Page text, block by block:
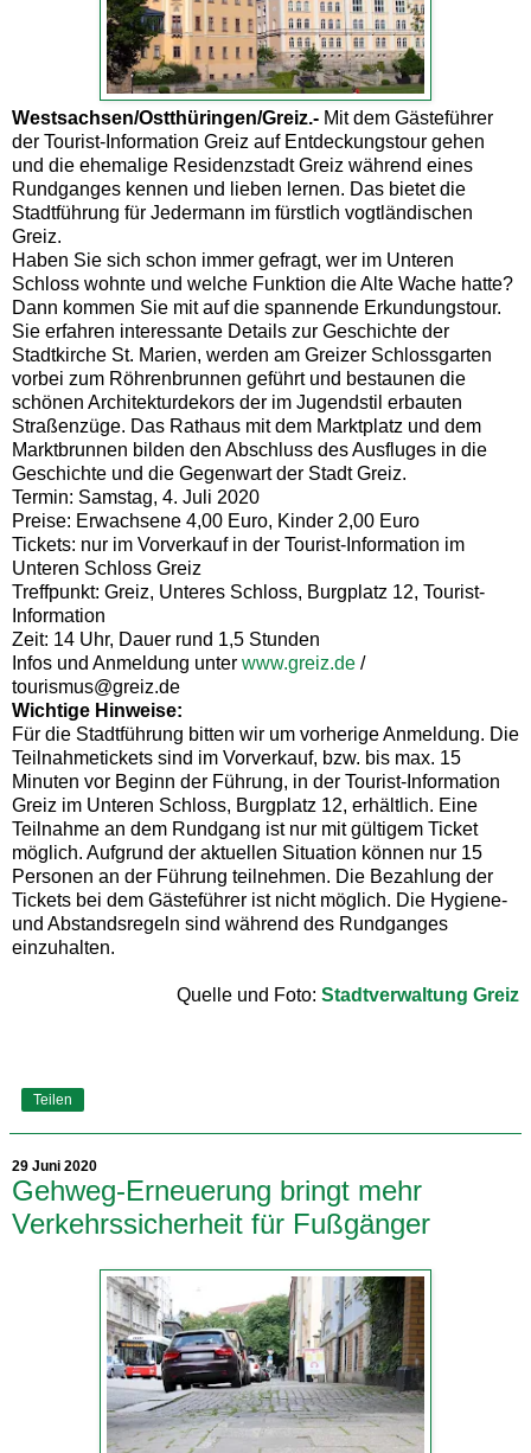
Westsachsen/Ostthüringen/Greiz.- Mit dem Gästeführer
der Tourist-Information Greiz auf Entdeckungstour gehen
und die ehemalige Residenzstadt Greiz während eines
Rundganges kennen und lieben lernen. Das bietet die
Stadtführung für Jedermann im fürstlich vogtländischen
Greiz.
Haben Sie sich schon immer gefragt, wer im Unteren
Schloss wohnte und welche Funktion die Alte Wache hatte?
Dann kommen Sie mit auf die spannende Erkundungstour.
Sie erfahren interessante Details zur Geschichte der
Stadtkirche St. Marien, werden am Greizer Schlossgarten
vorbei zum Röhrenbrunnen geführt und bestaunen die
schönen Architekturdekors der im Jugendstil erbauten
Straßenzüge. Das Rathaus mit dem Marktplatz und dem
Marktbrunnen bilden den Abschluss des Ausfluges in die
Geschichte und die Gegenwart der Stadt Greiz.
Termin: Samstag, 4. Juli 2020
Preise: Erwachsene 4,00 Euro, Kinder 2,00 Euro
Tickets: nur im Vorverkauf in der Tourist-Information im
Unteren Schloss Greiz
Treffpunkt: Greiz, Unteres Schloss, Burgplatz 12, Tourist-
Information
Zeit: 14 Uhr, Dauer rund 1,5 Stunden
Infos und Anmeldung unter www.greiz.de /
tourismus@greiz.de
Wichtige Hinweise:
Für die Stadtführung bitten wir um vorherige Anmeldung. Die
Teilnahmetickets sind im Vorverkauf, bzw. bis max. 15
Minuten vor Beginn der Führung, in der Tourist-Information
Greiz im Unteren Schloss, Burgplatz 12, erhältlich. Eine
Teilnahme an dem Rundgang ist nur mit gültigem Ticket
möglich. Aufgrund der aktuellen Situation können nur 15
Personen an der Führung teilnehmen. Die Bezahlung der
Tickets bei dem Gästeführer ist nicht möglich. Die Hygiene-
und Abstandsregeln sind während des Rundganges
einzuhalten.
Quelle und Foto: Stadtverwaltung Greiz
Teilen
29 Juni 2020
Gehweg-Erneuerung bringt mehr
Verkehrssicherheit für Fußgänger